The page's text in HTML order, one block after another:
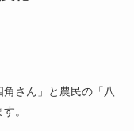
さん」と農民の「八
。